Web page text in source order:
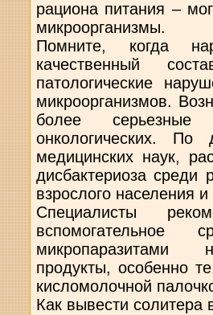
рациона питания –
микроорганизмы.
Помните, когда
качественный
патологические
микроорганизмов.
более
онкологических. По
медицинских наук,
дисбактериоза среди
взрослого населения
Специалисты
микропаразитами
продукты, особенно
кисломолочной
Как вывести солитера